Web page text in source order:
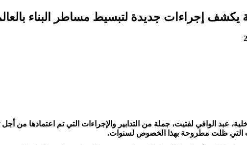
يكشف إجراءات جديدة لتبسيط مساطر البناء
عبد الوافي لفتيت، جملة من التدابير والإجراءات التي تم اعتمادها من
التي ظلت مطروحة بهذا الخصوص لسنوات.